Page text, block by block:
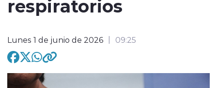
respiratorios
Lunes 1 de junio de 2026 09:25